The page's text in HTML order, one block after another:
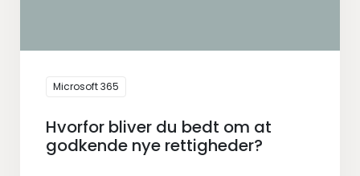
Microsoft 365
Hvorfor bliver du bedt om at
godkende nye rettigheder?